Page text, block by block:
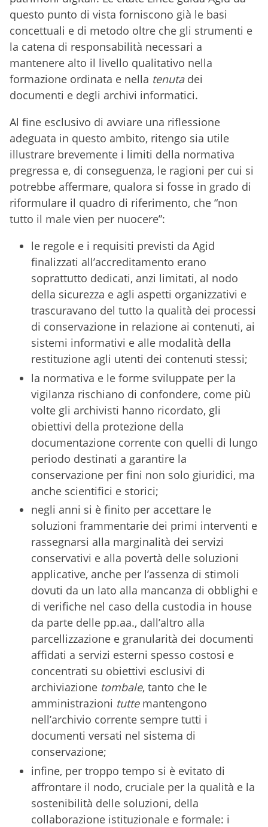
questo punto di vista forniscono già le basi
concettuali e di metodo oltre che gli strumenti e
la catena di responsabilità necessari a
mantenere alto il livello qualitativo nella
formazione ordinata e nella tenuta dei
documenti e degli archivi informatici.
Al fine esclusivo di avviare una riflessione
adeguata in questo ambito, ritengo sia utile
illustrare brevemente i limiti della normativa
pregressa e, di conseguenza, le ragioni per cui si
potrebbe affermare, qualora si fosse in grado di
riformulare il quadro di riferimento, che “non
tutto il male vien per nuocere”:
le regole e i requisiti previsti da Agid
finalizzati all’accreditamento erano
soprattutto dedicati, anzi limitati, al nodo
della sicurezza e agli aspetti organizzativi e
trascuravano del tutto la qualità dei processi
di conservazione in relazione ai contenuti, ai
sistemi informativi e alle modalità della
restituzione agli utenti dei contenuti stessi;
la normativa e le forme sviluppate per la
vigilanza rischiano di confondere, come più
volte gli archivisti hanno ricordato, gli
obiettivi della protezione della
documentazione corrente con quelli di lungo
periodo destinati a garantire la
conservazione per fini non solo giuridici, ma
anche scientifici e storici;
negli anni si è finito per accettare le
soluzioni frammentarie dei primi interventi e
rassegnarsi alla marginalità dei servizi
conservativi e alla povertà delle soluzioni
applicative, anche per l’assenza di stimoli
dovuti da un lato alla mancanza di obblighi e
di verifiche nel caso della custodia in house
da parte delle pp.aa., dall’altro alla
parcellizzazione e granularità dei documenti
affidati a servizi esterni spesso costosi e
concentrati su obiettivi esclusivi di
archiviazione tombale, tanto che le
amministrazioni tutte mantengono
nell’archivio corrente sempre tutti i
documenti versati nel sistema di
conservazione;
infine, per troppo tempo si è evitato di
affrontare il nodo, cruciale per la qualità e la
sostenibilità delle soluzioni, della
collaborazione istituzionale e formale: i